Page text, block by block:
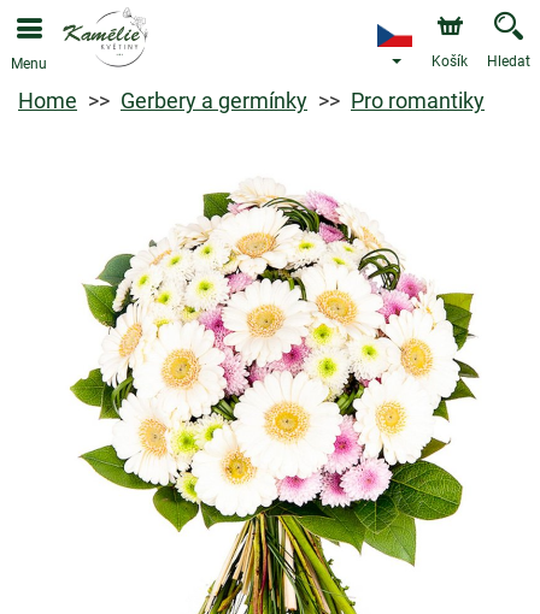
Menu Košík Hledat
Home Gerbery a germínky Pro romantiky